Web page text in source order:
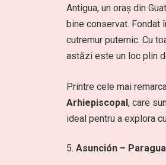
Antigua, un oraș din
bine conservat. Fondat
cutremur puternic. Cu
astăzi este un loc plin
Printre cele mai
Arhiepiscopal, care
ideal pentru a explora
Asunción –